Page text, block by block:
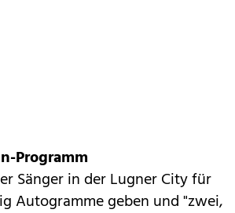
Programm
Sänger in der Lugner City für
Autogramme geben und "zwei,